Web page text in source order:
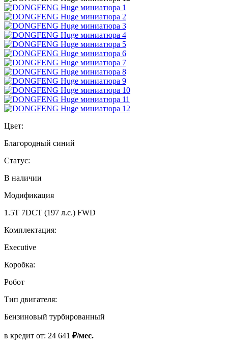
Цвет:
Благородный синий
Статус:
В наличии
Модификация
1.5T 7DCT (197 л.с.) FWD
Комплектация:
Executive
Коробка:
Робот
Тип двигателя:
Бензиновый турбированный
в кредит от: 24 641 ₽/мес.